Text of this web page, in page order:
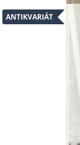
ANTIKVARIÁT